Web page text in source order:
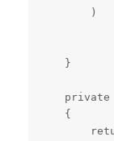
        )
    }
private
    {